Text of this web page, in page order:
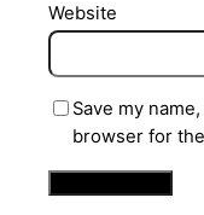
Website
Save my
browser for